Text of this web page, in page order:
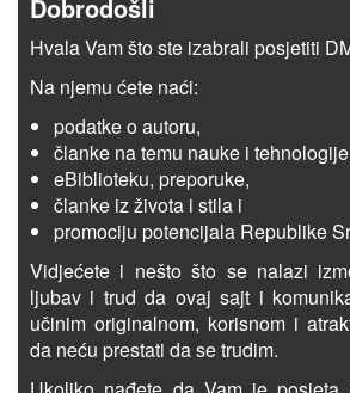
Dobrodošli
Hvala Vam što ste izabrali posjetiti
Na njemu ćete naći:
podatke o autoru,
članke na temu nauke i
eBiblioteku, preporuke,
članke iz života i stila i
promociju potencijala Republike
Vidjećete i nešto što se nalazi
ljubav i trud da ovaj sajt i
učinim originalnom, korisnom i
da neću prestati da se trudim.